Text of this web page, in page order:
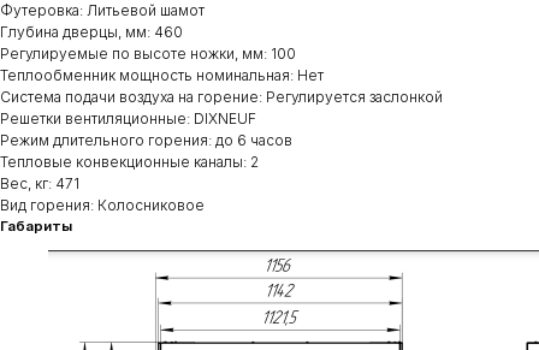
Футеровка: Литьевой шамот
Глубина дверцы, мм: 460
Регулируемые по высоте ножки, мм: 100
Теплообменник мощность номинальная: Нет
Система подачи воздуха на горение: Регулируется заслонкой
Решетки вентиляционные: DIXNEUF
Режим длительного горения: до 6 часов
Тепловые конвекционные каналы: 2
Вес, кг: 471
Вид горения: Колосниковое
Габариты